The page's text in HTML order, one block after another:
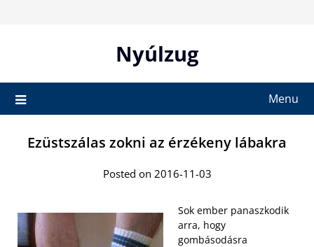
Nyúlzug
Menu
Ezüstszálas zokni az érzékeny lábakra
Posted on 2016-11-03
Sok ember panaszkodik
arra, hogy
gombásodásra